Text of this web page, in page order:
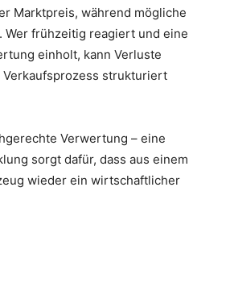
Marktpreis, während mögliche
Wer frühzeitig reagiert und eine
einholt, kann Verluste
strukturiert
Verwertung – eine
sorgt dafür, dass aus einem
wieder ein wirtschaftlicher